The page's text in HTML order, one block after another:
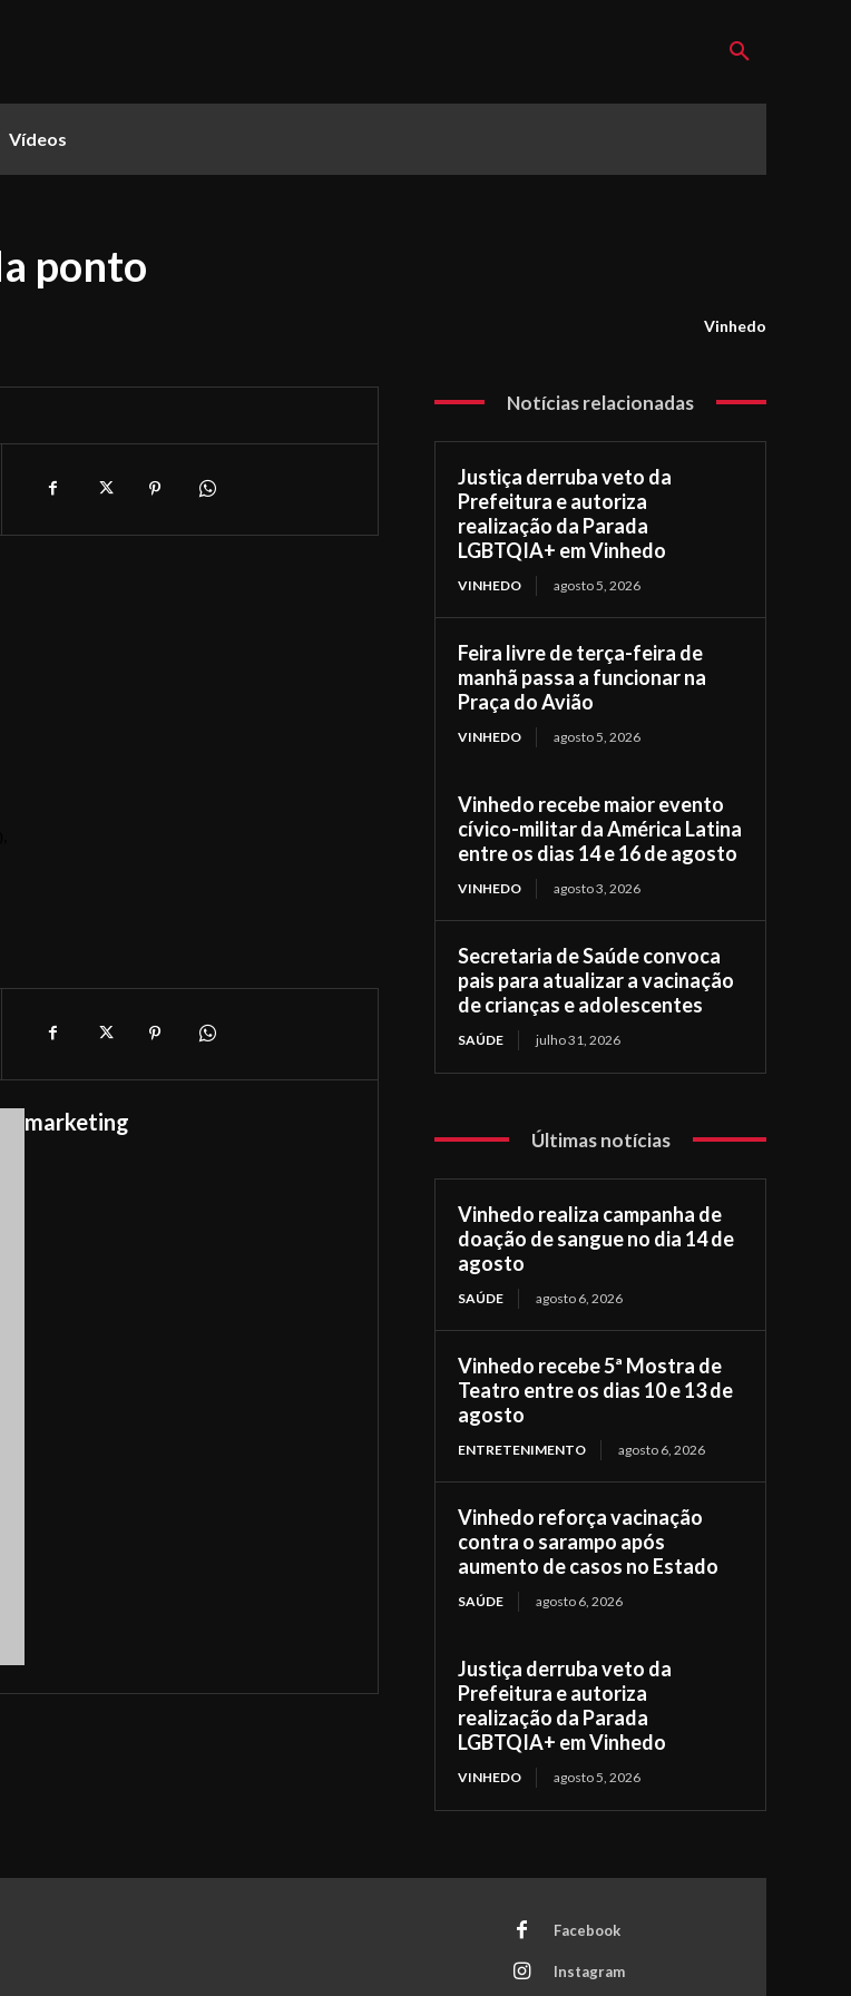
Vídeos
ponto
Vinhedo
marketing
Notícias relacionadas
Justiça derruba veto da
Prefeitura e autoriza
realização da Parada
LGBTQIA+ em Vinhedo
VINHEDO agosto 5, 2026
Feira livre de terça-feira de
manhã passa a funcionar na
Praça do Avião
VINHEDO agosto 5, 2026
Vinhedo recebe maior evento
cívico-militar da América Latina
entre os dias 14 e 16 de agosto
VINHEDO agosto 3, 2026
Secretaria de Saúde convoca
pais para atualizar a vacinação
de crianças e adolescentes
SAÚDE julho 31, 2026
Últimas notícias
Vinhedo realiza campanha de
doação de sangue no dia 14 de
agosto
SAÚDE agosto 6, 2026
Vinhedo recebe 5ª Mostra de
Teatro entre os dias 10 e 13 de
agosto
ENTRETENIMENTO agosto 6, 2026
Vinhedo reforça vacinação
contra o sarampo após
aumento de casos no Estado
SAÚDE agosto 6, 2026
Justiça derruba veto da
Prefeitura e autoriza
realização da Parada
LGBTQIA+ em Vinhedo
VINHEDO agosto 5, 2026
Facebook
Instagram